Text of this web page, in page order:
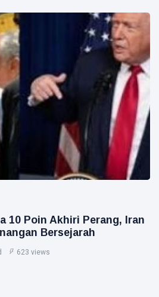
10 Poin Akhiri Perang, Iran
Bersejarah
623 views